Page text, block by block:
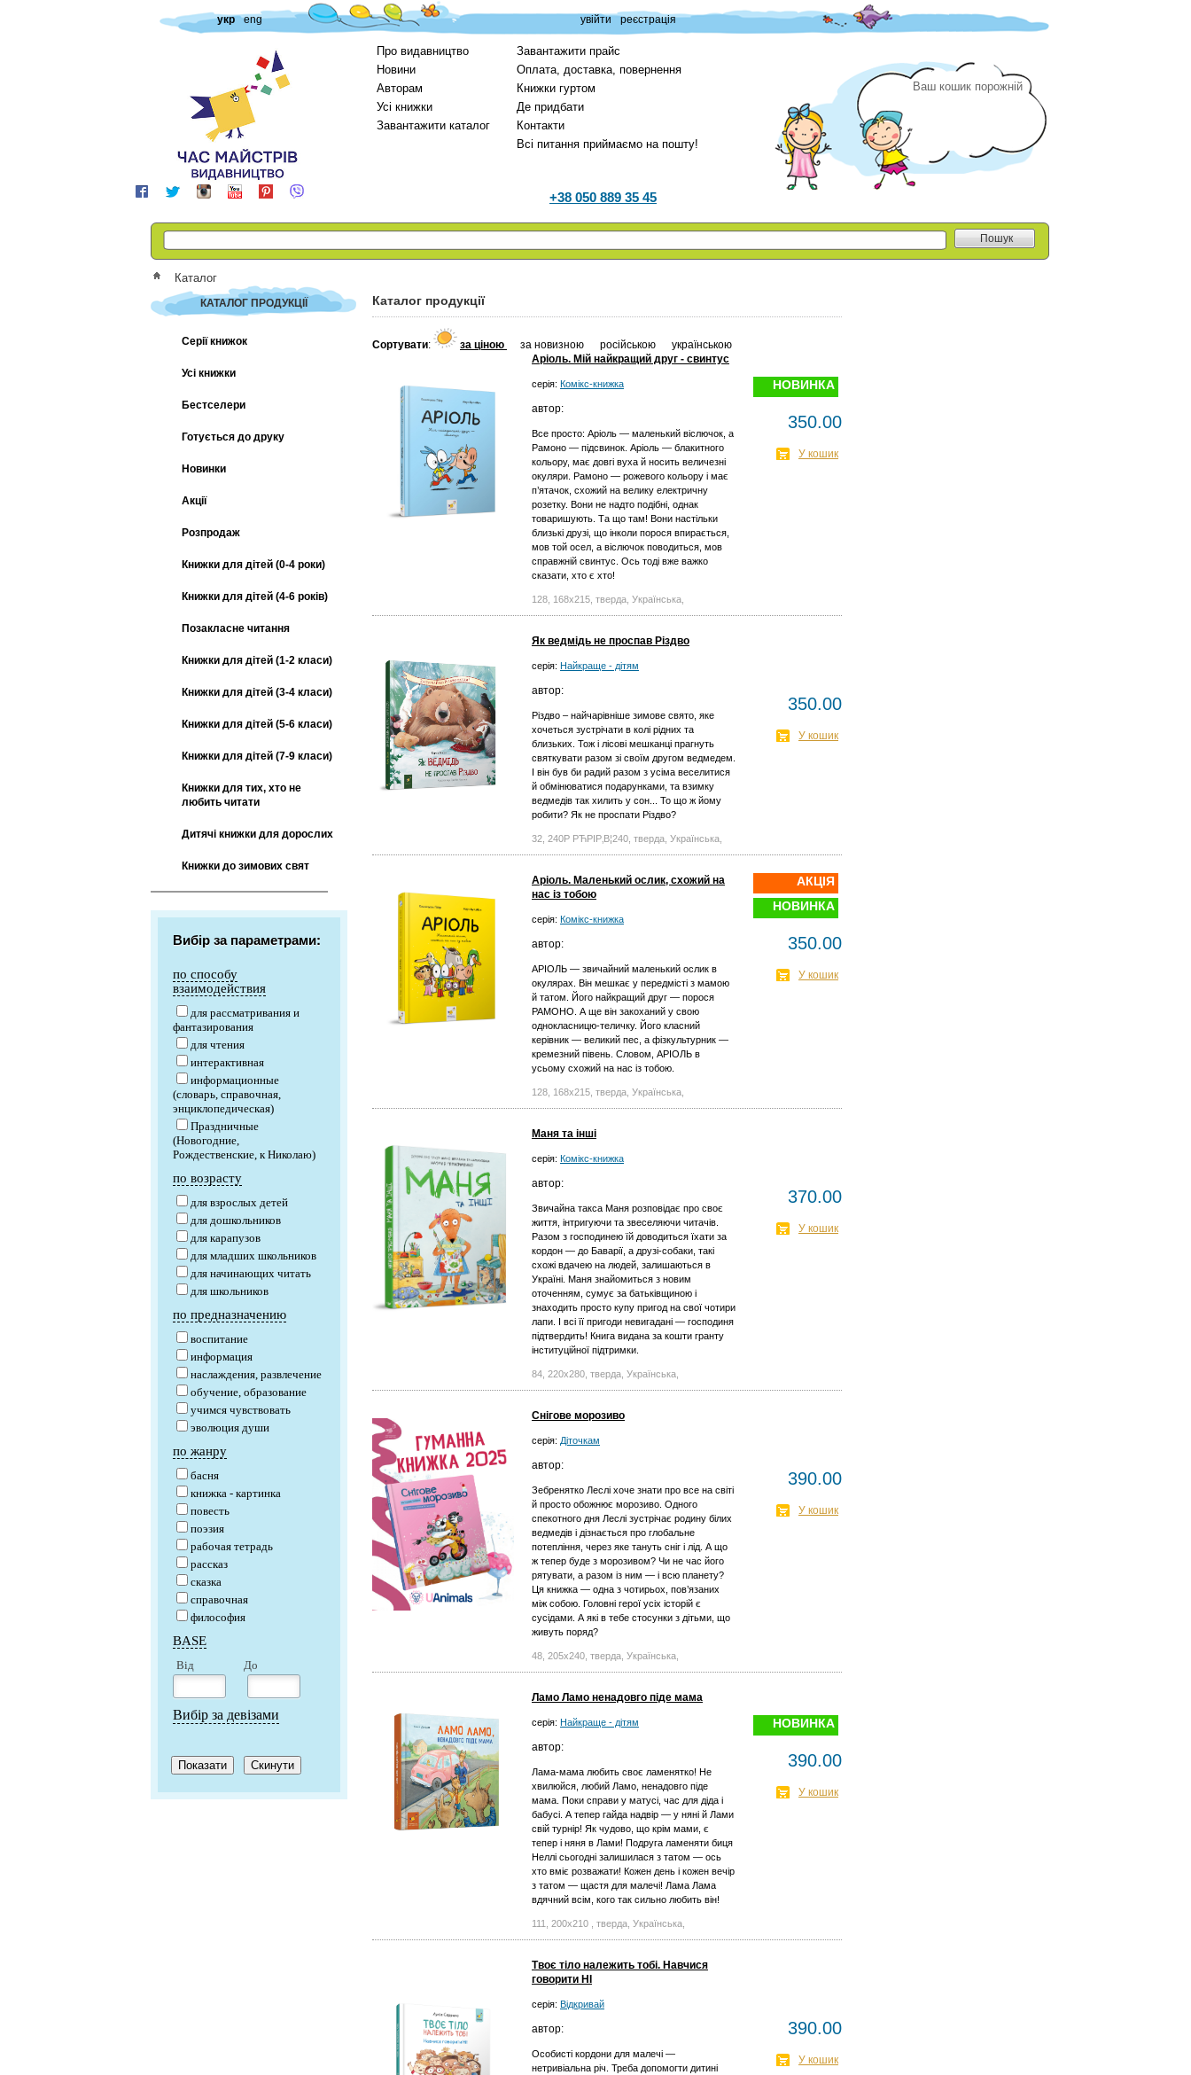
укр eng увійти реєстрація
Ваш кошик порожній
Про видавництво
Новини
Авторам
Усі книжки
Завантажити каталог
Завантажити прайс
Оплата, доставка, повернення
Книжки гуртом
Де придбати
Контакти
Всі питання приймаємо на пошту!
+38 050 889 35 45
Пошук
Каталог
КАТАЛОГ ПРОДУКЦІЇ
Серії книжок
Усі книжки
Бестселери
Готується до друку
Новинки
Акції
Розпродаж
Книжки для дітей (0-4 роки)
Книжки для дітей (4-6 років)
Позакласне читання
Книжки для дітей (1-2 класи)
Книжки для дітей (3-4 класи)
Книжки для дітей (5-6 класи)
Книжки для дітей (7-9 класи)
Книжки для тих, хто не
любить читати
Дитячі книжки для дорослих
Книжки до зимових свят
Вибір за параметрами:
по способу
взаимодействия
для рассматривания и
фантазирования
для чтения
интерактивная
информационные
(словарь, справочная,
энциклопедическая)
Праздничные
(Новогодние,
Рождественские, к Николаю)
по возрасту
для взрослых детей
для дошкольников
для карапузов
для младших школьников
для начинающих читать
для школьников
по предназначению
воспитание
информация
наслаждения, развлечение
обучение, образование
учимся чувствовать
эволюция души
по жанру
басня
книжка - картинка
повесть
поэзия
рабочая тетрадь
рассказ
сказка
справочная
философия
BASE
Від До
Вибір за девізами
Каталог продукції
Сортувати: за ціною за новизною російською українською
НОВИНКА
350.00
У кошик
Аріоль. Мій найкращий друг - свинтус
серія: Комікс-книжка
автор:
Все просто: Аріоль — маленький віслючок, а
Рамоно — підсвинок. Аріоль — блакитного
кольору, має довгі вуха й носить величезні
окуляри. Рамоно — рожевого кольору і має
п’ятачок, схожий на велику електричну
розетку. Вони не надто подібні, однак
товаришують. Та що там! Вони настільки
близькі друзі, що інколи порося впирається,
мов той осел, а віслючок поводиться, мов
справжній свинтус. Ось тоді вже важко
сказати, хто є хто!
128, 168х215, тверда, Українська,
350.00
У кошик
Як ведмідь не проспав Різдво
серія: Найкраще - дітям
автор:
Різдво – найчарівніше зимове свято, яке
хочеться зустрічати в колі рідних та
близьких. Тож і лісові мешканці прагнуть
святкувати разом зі своїм другом ведмедем.
І він був би радий разом з усіма веселитися
й обмінюватися подарунками, та взимку
ведмедів так хилить у сон... То що ж йому
робити? Як не проспати Різдво?
32, 240Р РЋРІР‚В¦240, тверда, Українська,
АКЦІЯ
НОВИНКА
350.00
У кошик
Аріоль. Маленький ослик, схожий на
нас із тобою
серія: Комікс-книжка
автор:
АРІОЛЬ — звичайний маленький ослик в
окулярах. Він мешкає у передмісті з мамою
й татом. Його найкращий друг — порося
РАМОНО. А ще він закоханий у свою
однокласницю-теличку. Його класний
керівник — великий пес, а фізкультурник —
кремезний півень. Словом, АРІОЛЬ в
усьому схожий на нас із тобою.
128, 168х215, тверда, Українська,
370.00
У кошик
Маня та інші
серія: Комікс-книжка
автор:
Звичайна такса Маня розповідає про своє
життя, інтригуючи та звеселяючи читачів.
Разом з господинею їй доводиться їхати за
кордон — до Баварії, а друзі-собаки, такі
схожі вдачею на людей, залишаються в
Україні. Маня знайомиться з новим
оточенням, сумує за батьківщиною і
знаходить просто купу пригод на свої чотири
лапи. І всі її пригоди невигадані — господиня
підтвердить! Книга видана за кошти гранту
інституційної підтримки.
84, 220x280, тверда, Українська,
390.00
У кошик
Снігове морозиво
серія: Діточкам
автор:
Зебренятко Леслі хоче знати про все на світі
й просто обожнює морозиво. Одного
спекотного дня Леслі зустрічає родину білих
ведмедів і дізнається про глобальне
потепління, через яке тануть сніг і лід. А що
ж тепер буде з морозивом? Чи не час його
рятувати, а разом із ним — і всю планету?
Ця книжка — одна з чотирьох, пов’язаних
між собою. Головні герої усіх історій є
сусідами. А які в тебе стосунки з дітьми, що
живуть поряд?
48, 205х240, тверда, Українська,
НОВИНКА
390.00
У кошик
Ламо Ламо ненадовго піде мама
серія: Найкраще - дітям
автор:
Лама-мама любить своє ламенятко! Не
хвилюйся, любий Ламо, ненадовго піде
мама. Поки справи у матусі, час для діда і
бабусі. А тепер гайда надвір — у няні й Лами
свій турнір! Як чудово, що крім мами, є
тепер і няня в Лами! Подруга ламеняти биця
Неллі сьогодні залишилася з татом — ось
хто вміє розважати! Кожен день і кожен вечір
з татом — щастя для малечі! Лама Лама
вдячний всім, кого так сильно любить він!
111, 200x210 , тверда, Українська,
390.00
У кошик
Твоє тіло належить тобі. Навчися
говорити НІ
серія: Відкривай
автор:
Особисті кордони для малечі —
нетривіальна річ. Треба допомогти дитині